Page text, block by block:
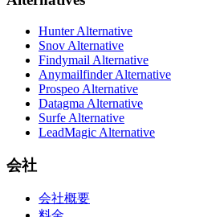
Hunter Alternative
Snov Alternative
Findymail Alternative
Anymailfinder Alternative
Prospeo Alternative
Datagma Alternative
Surfe Alternative
LeadMagic Alternative
会社
会社概要